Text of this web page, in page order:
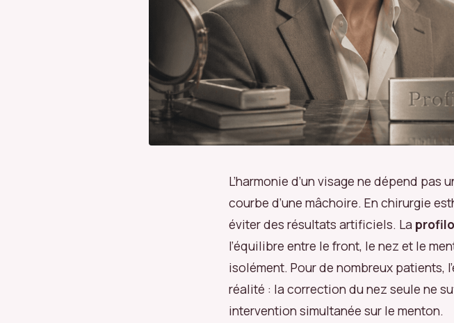
L’harmonie d’un visage ne dépend pas
courbe d’une mâchoire. En chirurgie
éviter des résultats artificiels. La
l’équilibre entre le front, le nez et le
isolément. Pour de nombreux patients,
réalité : la correction du nez seule ne
intervention simultanée sur le menton.